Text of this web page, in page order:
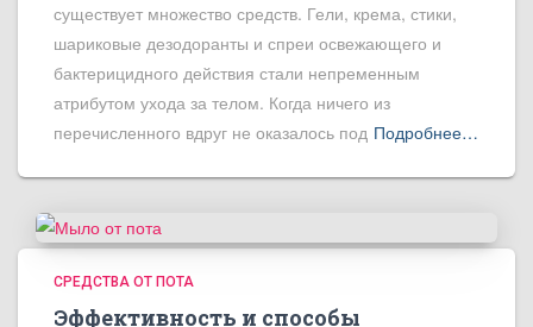
существует множество средств. Гели, крема, стики,
шариковые дезодоранты и спреи освежающего и
бактерицидного действия стали непременным
атрибутом ухода за телом. Когда ничего из
перечисленного вдруг не оказалось под Подробнее…
СРЕДСТВА ОТ ПОТА
Эффективность и способы